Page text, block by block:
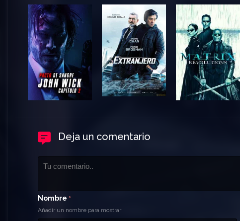
Deja un comentario
Nombre *
Añadir un nombre para mostrar